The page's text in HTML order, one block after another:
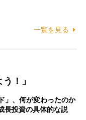
一覧を見る
！」
」、何が変わったのか
投資の具体的な説